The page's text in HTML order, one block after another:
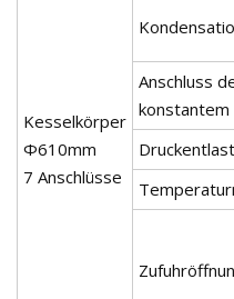
Kesselkörper
Φ610mm
7 Anschlüsse
Anschluss
konstantem